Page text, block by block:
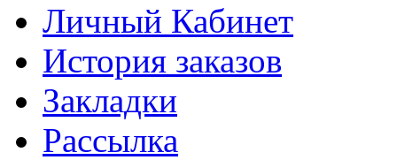
Личный Кабинет
История заказов
Закладки
Рассылка